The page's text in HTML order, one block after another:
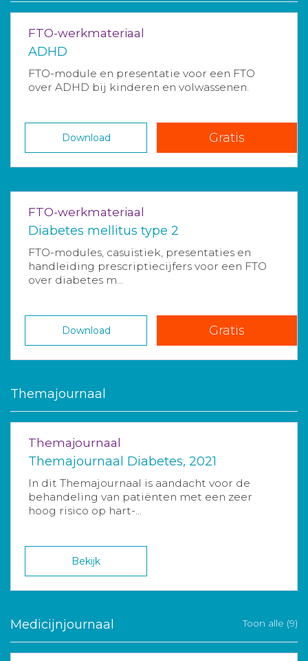
FTO-werkmateriaal
ADHD
FTO-module en presentatie voor een FTO
over ADHD bij kinderen en volwassenen.
Download Gratis
FTO-werkmateriaal
Diabetes mellitus type 2
FTO-modules, casuïstiek, presentaties en
handleiding prescriptiecijfers voor een FTO
over diabetes m...
Download Gratis
Themajournaal
Themajournaal
Themajournaal Diabetes, 2021
In dit Themajournaal is aandacht voor de
behandeling van patiënten met een zeer
hoog risico op hart-...
Bekijk
Medicijnjournaal Toon alle (9)